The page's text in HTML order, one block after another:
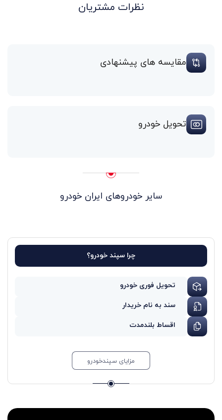
نظرات مشتریان
مقایسه های پیشنهادی
تحویل خودرو
سایر خودروهای ایران خودرو
چرا سپند خودرو؟
تحویل فوری خودرو
سند به نام خریدار
اقساط بلندمدت
مزایای سپندخودرو